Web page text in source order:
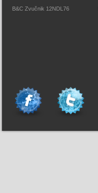
B&C Zvučnik 12NDL76